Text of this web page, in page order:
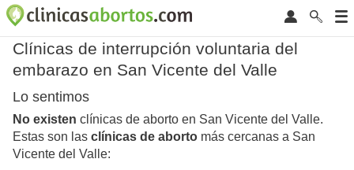
Clínicas de interrupción voluntaria del
embarazo en San Vicente del Valle
Lo sentimos
No existen clínicas de aborto en San Vicente del Valle.
Estas son las clínicas de aborto más cercanas a San
Vicente del Valle: